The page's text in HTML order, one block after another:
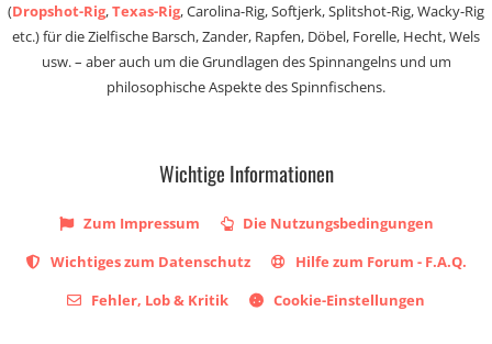
(Dropshot-Rig,Texas-Rig, Carolina-Rig, Softjerk, Splitshot-Rig, Wacky-Rig
etc.) für die Zielfische Barsch, Zander, Rapfen, Döbel, Forelle, Hecht, Wels
usw. – aber auch um die Grundlagen des Spinnangelns und um
philosophische Aspekte des Spinnfischens.
Wichtige Informationen
Zum Impressum
Die Nutzungsbedingungen
Wichtiges zum Datenschutz
Hilfe zum Forum - F.A.Q.
Fehler, Lob & Kritik
Cookie-Einstellungen